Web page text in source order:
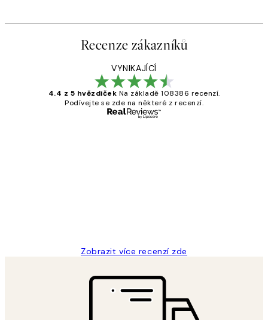
Recenze zákazníků
VYNIKAJÍCÍ
4.4 z 5 hvězdiček Na základě 108386 recenzí.
Podívejte se zde na některé z recenzí.
Zobrazit více recenzí zde